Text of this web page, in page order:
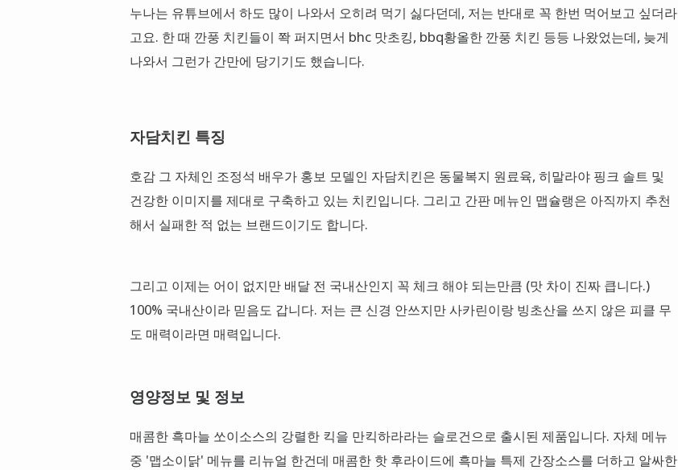
누나는 유튜브에서 하도 많이 나와서 오히려 먹기 싫다던데, 저는 반대로 꼭 한번 먹어보고 싶더라
고요. 한 때 깐풍 치킨들이 쫙 퍼지면서 bhc 맛초킹, bbq황올한 깐풍 치킨 등등 나왔었는데, 늦게
나와서 그런가 간만에 당기기도 했습니다.
자담치킨 특징
호감 그 자체인 조정석 배우가 홍보 모델인 자담치킨은 동물복지 원료육, 히말라야 핑크 솔트 및
건강한 이미지를 제대로 구축하고 있는 치킨입니다. 그리고 간판 메뉴인 맵슐랭은 아직까지 추천
해서 실패한 적 없는 브랜드이기도 합니다.
그리고 이제는 어이 없지만 배달 전 국내산인지 꼭 체크 해야 되는만큼 (맛 차이 진짜 큽니다.)
100% 국내산이라 믿음도 갑니다. 저는 큰 신경 안쓰지만 사카린이랑 빙초산을 쓰지 않은 피클 무
도 매력이라면 매력입니다.
영양정보 및 정보
매콤한 흑마늘 쏘이소스의 강렬한 킥을 만킥하라라는 슬로건으로 출시된 제품입니다. 자체 메뉴
중 '맵소이닭' 메뉴를 리뉴얼 한건데 매콤한 핫 후라이드에 흑마늘 특제 간장소스를 더하고 알싸한